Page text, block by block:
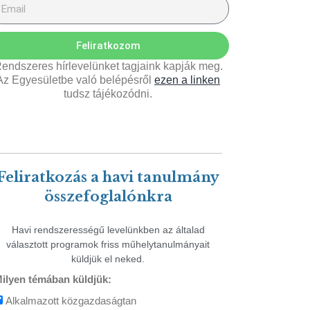
Feliratkozom
hírlevelünket tagjaink kapják meg.
Egyesületbe való belépésről ezen a linken
tudsz tájékozódni.
a havi tanulmány
összefoglalónkra
Havi rendszerességű levelünkben az általad
választott programok friss műhelytanulmányait
küldjük el neked.
témában küldjük:
Alkalmazott közgazdaságtan